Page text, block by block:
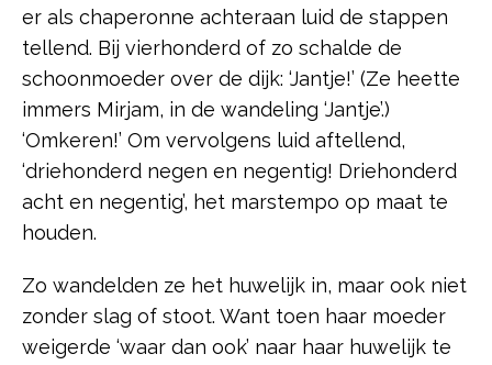
er als chaperonne achteraan luid de stappen
tellend. Bij vierhonderd of zo schalde de
schoonmoeder over de dijk: ‘Jantje!’ (Ze heette
immers Mirjam, in de wandeling ‘Jantje’.)
‘Omkeren!’ Om vervolgens luid aftellend,
‘driehonderd negen en negentig! Driehonderd
acht en negentig’, het marstempo op maat te
houden.
Zo wandelden ze het huwelijk in, maar ook niet
zonder slag of stoot. Want toen haar moeder
weigerde ‘waar dan ook’ naar haar huwelijk te